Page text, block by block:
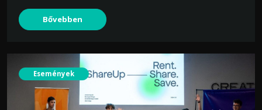
Bővebben
Események